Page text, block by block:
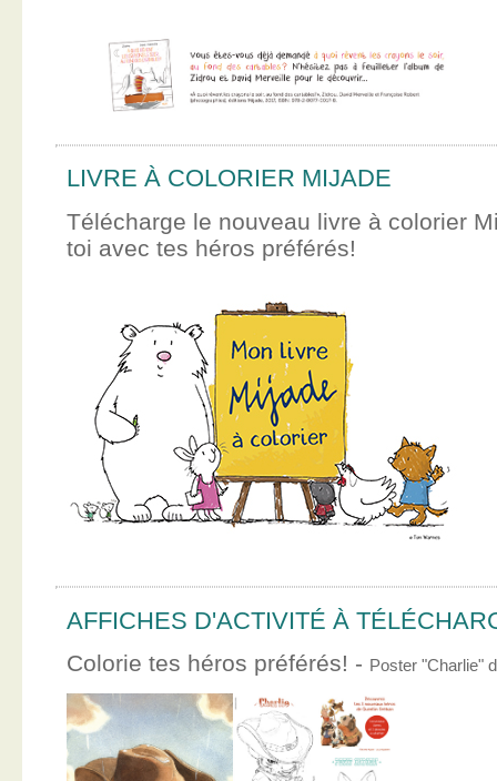
LIVRE À COLORIER MIJADE
Télécharge le nouveau livre à colorier
toi avec tes héros préférés!
AFFICHES D'ACTIVITÉ À
Colorie tes héros préférés! - Poster "Charlie"